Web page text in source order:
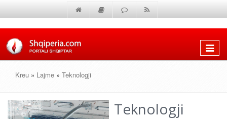
Shfaq
Kreu » Lajme » Teknologji
Teknologji